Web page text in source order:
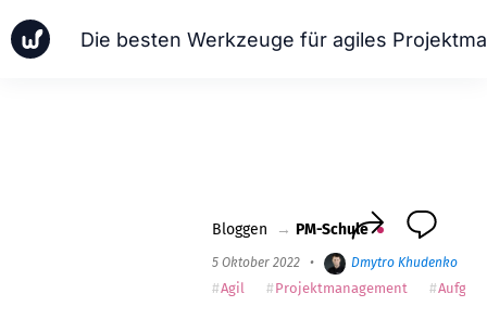
Bloggen → PM-Schule
5 Oktober 2022 • Dmytro Khudenko
Agil Projektmanagement